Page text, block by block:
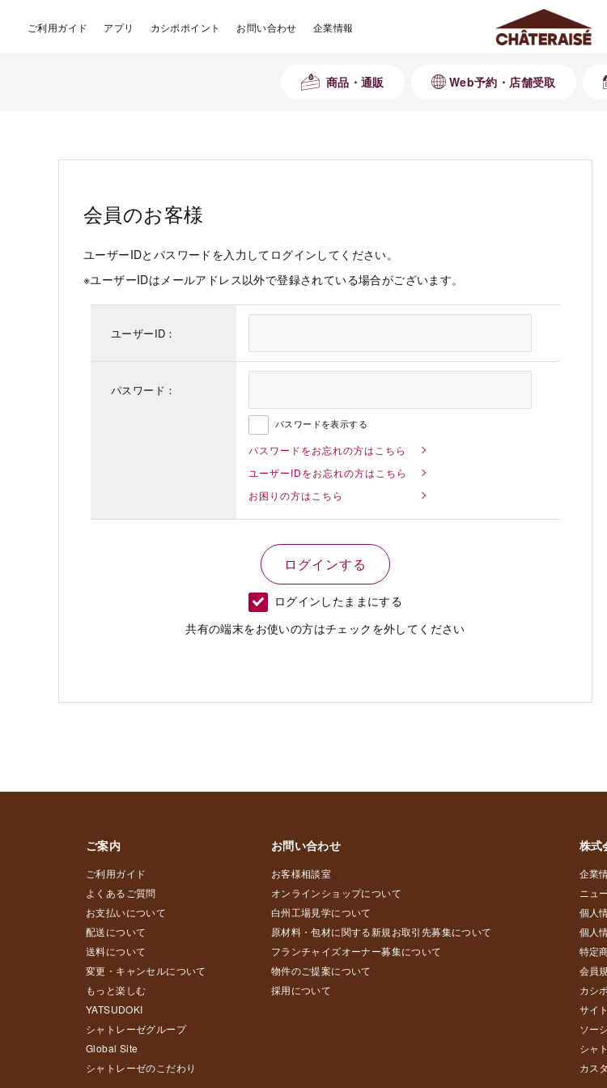
ご利用ガイド アプリ カシポポイント お問い合わせ 企業情報
商品・通販 Web予約・店舗受取
会員のお客様
ユーザーIDとパスワードを入力してログインしてください。
※ユーザーIDはメールアドレス以外で登録されている場合がございます。
ユーザーID：
パスワード：
パスワードを表示する
パスワードをお忘れの方はこちら
ユーザーIDをお忘れの方はこちら
お困りの方はこちら
ログインしたままにする
共有の端末をお使いの方はチェックを外してください
ご案内
ご利用ガイド
よくあるご質問
お支払いについて
配送について
送料について
変更・キャンセルについて
もっと楽しむ
YATSUDOKI
シャトレーゼグループ
Global Site
シャトレーゼのこだわり
お問い合わせ
お客様相談室
オンラインショップについて
白州工場見学について
原材料・包材に関する新規お取引先募集について
フランチャイズオーナー募集について
物件のご提案について
採用について
株式
企業
ニュ
個人
個人
特定
会員
カシ
サイ
ソー
シャ
カス